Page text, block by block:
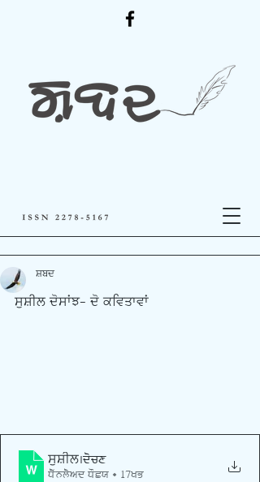
ਸ਼ਬਦ
ਸੁਸ਼ੀਲ ਦੋਸਾਂਝ- ਦੋ ਕਵਿਤਾਵਾਂ
ਸੁਸ਼ੀਲ.docx
Download DOCX • 17KB